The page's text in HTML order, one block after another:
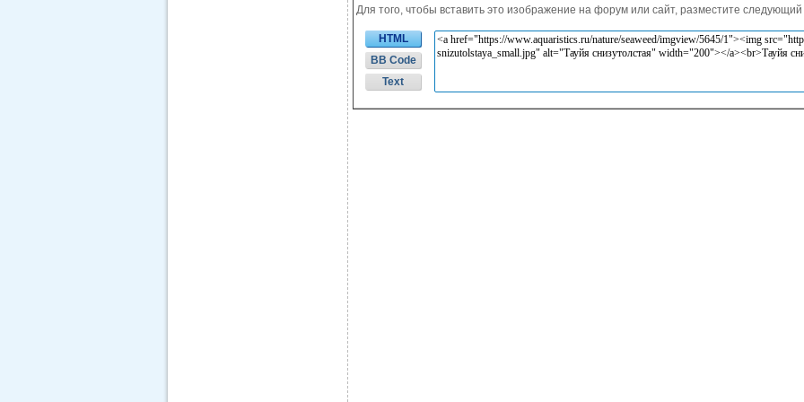
Для того, чтобы вставить это изображение на форум или сайт, разместите следующий
HTML
BB Code
Text